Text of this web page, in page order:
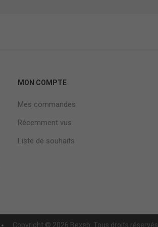
MON COMPTE
Mes commandes
Récemment vus
Liste de souhaits
Copyright © 2026 Bexeb. Tous droits réservés.